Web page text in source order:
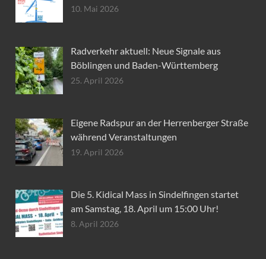
10. Mai 2026
Radverkehr aktuell: Neue Signale aus
Böblingen und Baden-Württemberg
25. April 2026
Eigene Radspur an der Herrenberger Straße
während Veranstaltungen
19. April 2026
Die 5. Kidical Mass in Sindelfingen startet
am Samstag, 18. April um 15:00 Uhr!
8. April 2026